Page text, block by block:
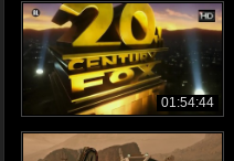
01:54:44